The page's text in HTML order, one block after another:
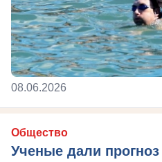
08.06.2026
Общество
Ученые дали